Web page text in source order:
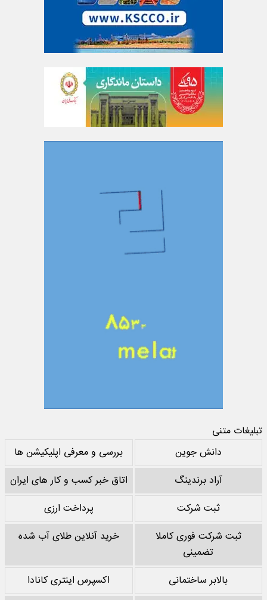
تبلیغات متنی
دانش جوین
بررسی و معرفی اپلیکیشن ها
آراد برندینگ
اتاق خبر کسب و کار های ایران
ثبت شرکت
پرداخت ارزی
ثبت شرکت فوری کاملا
تضمینی
خرید آنلاین طلای آب شده
بالابر ساختمانی اکسپرس اینتری کانادا